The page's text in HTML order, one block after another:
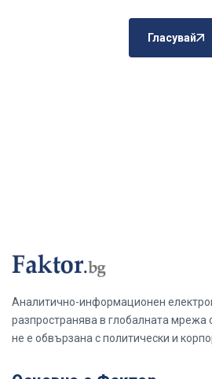
Гласувай
Аналитично-информационен
разпространява в глобалната мрежа
не е обвързана с политически и